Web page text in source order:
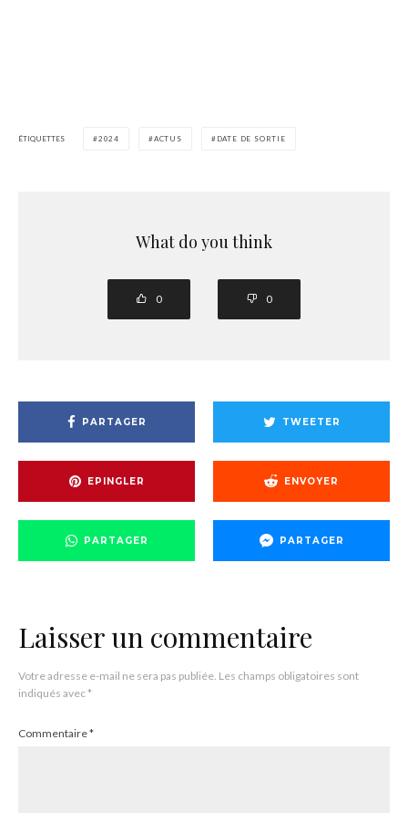
ÉTIQUETTES 2024 ACTUS DATE DE SORTIE
What do you think
0 0
PARTAGER TWEETER
EPINGLER ENVOYER
PARTAGER PARTAGER
Laisser un commentaire
Votre adresse e-mail ne sera pas publiée. Les champs obligatoires sont
indiqués avec*
Commentaire*